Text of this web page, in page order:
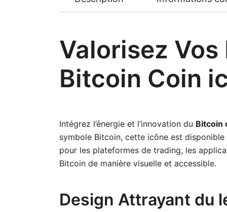
Valorisez Vos
Bitcoin Coin
Intégrez l’énergie et l’innovation du Bitcoin
symbole Bitcoin, cette icône est
pour les plateformes de trading, les
Bitcoin de manière visuelle et accessible.
Design Attrayant du